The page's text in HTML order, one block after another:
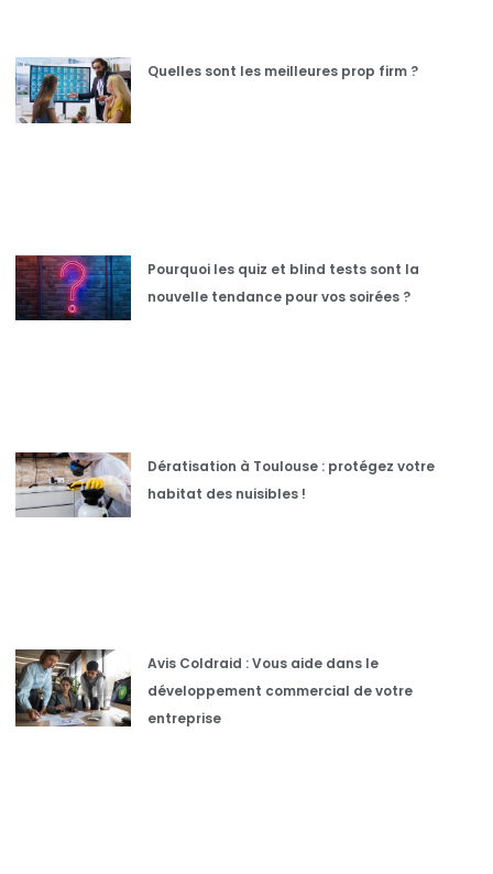
Quelles sont les meilleures prop firm ?
Pourquoi les quiz et blind tests sont la
nouvelle tendance pour vos soirées ?
Dératisation à Toulouse : protégez votre
habitat des nuisibles !
Avis Coldraid : Vous aide dans le
développement commercial de votre
entreprise